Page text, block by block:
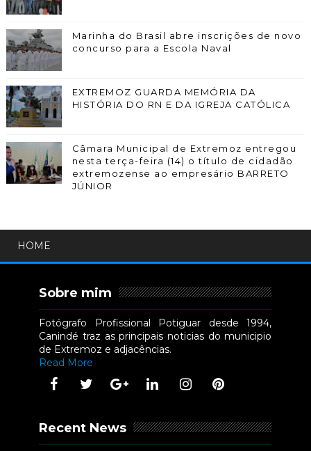
Marinha do Brasil abre inscrições de novo
concurso para a Escola Naval
EXTREMOZ GUARDA MEMÓRIA DA
HISTÓRIA DO RN E DA IGREJA CATÓLICA
Câmara Municipal de Extremoz entregou
nesta terça-feira (14) o título de cidadão
extremozense ao empresário BARRETO
JÚNIOR
HOME
Sobre mim
Fotógrafo Profissional Potiguar desde 1994,
Canindé traz as principais noticias do municipio
de Extremoz e adjacências.
Read More
Recent News